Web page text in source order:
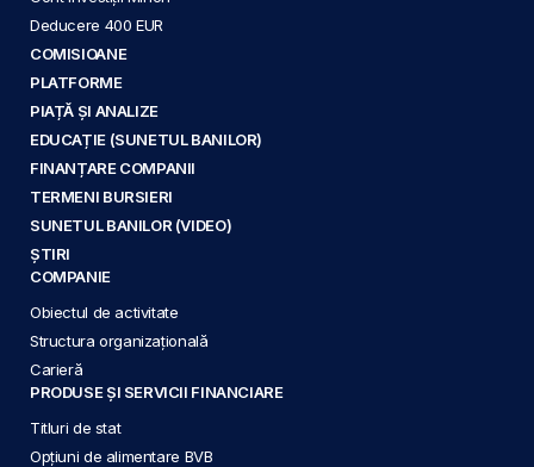
Deducere 400 EUR
COMISIOANE
PLATFORME
PIAȚĂ ȘI ANALIZE
EDUCAȚIE (SUNETUL BANILOR)
FINANȚARE COMPANII
TERMENI BURSIERI
SUNETUL BANILOR (VIDEO)
ȘTIRI
COMPANIE
Obiectul de activitate
Structura organizațională
Carieră
PRODUSE ȘI SERVICII FINANCIARE
Titluri de stat
Opțiuni de alimentare BVB